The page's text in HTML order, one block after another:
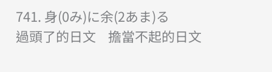
741. 身(0み)に余(2あま)る
過頭了的日文 擔當不起的日文